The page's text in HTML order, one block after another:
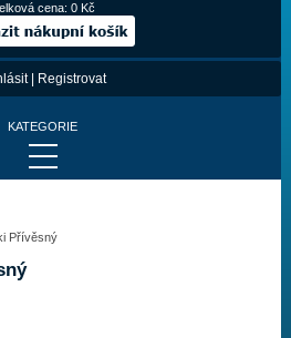
cena:0 Kč
| Registrovat
KATEGORIE
Přívěsný